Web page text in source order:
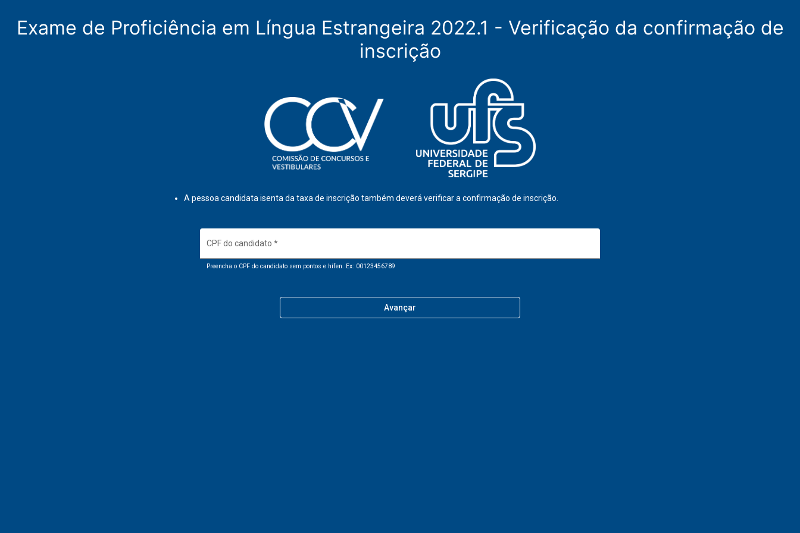
Exame de Proficiência em Língua Estrangeira 2022.1 - Verificação da confirmação de
inscrição
A pessoa candidata isenta da taxa de inscrição também deverá verificar a confirmação de inscrição.
CPF do candidato *
Preencha o CPF do candidato sem pontos e hífen. Ex: 00123456789
Avançar